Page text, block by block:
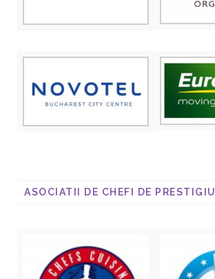
ASOCIATII DE CHEFI DE PRESTIGIU